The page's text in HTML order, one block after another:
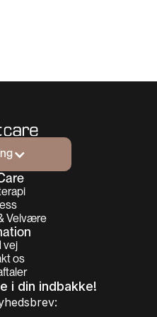
Velvære
vej
os
i din indbakke!